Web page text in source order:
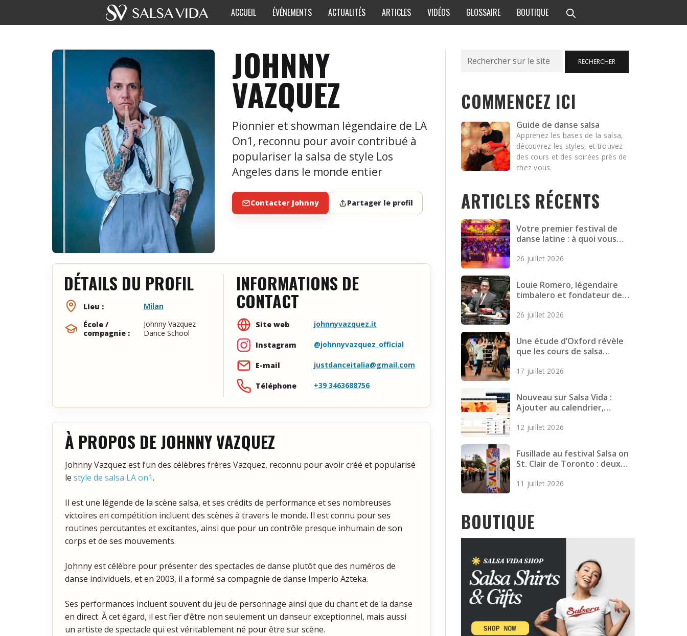
ACCUEIL ÉVÉNEMENTS ACTUALITÉS ARTICLES VIDÉOS GLOSSAIRE BOUTIQUE
JOHNNY
VAZQUEZ
Pionnier et showman légendaire de LA
On1, reconnu pour avoir contribué à
populariser la salsa de style Los
Angeles dans le monde entier
Contacter Johnny Partager le profil
DÉTAILS DU PROFIL
Lieu :
Milan
École /
compagnie :
Johnny Vazquez
Dance School
INFORMATIONS DE
CONTACT
Site web johnnyvazquez.it
Instagram @johnnyvazquez_official
E-mail justdanceitalia@gmail.com
Téléphone +39 3463688756
À PROPOS DE JOHNNY VAZQUEZ
Johnny Vazquez est l’un des célèbres frères Vazquez, reconnu pour avoir créé et popularisé
le style de salsa LA on1.
Il est une légende de la scène salsa, et ses crédits de performance et ses nombreuses
victoires en compétition incluent des scènes à travers le monde. Il est connu pour ses
routines percutantes et excitantes, ainsi que pour un contrôle presque inhumain de son
corps et de ses mouvements.
Johnny est célèbre pour présenter des spectacles de danse plutôt que des numéros de
danse individuels, et en 2003, il a formé sa compagnie de danse Imperio Azteka.
Ses performances incluent souvent du jeu de personnage ainsi que du chant et de la danse
en direct. À cet égard, il est fier d’être non seulement un danseur exceptionnel, mais aussi
un artiste de spectacle qui est véritablement né pour être sur scène.
Rechercher
RECHERCHER
COMMENCEZ ICI
Guide de danse salsa
Apprenez les bases de la salsa,
découvrez les styles, et trouvez
des cours et des soirées près de
chez vous.
ARTICLES RÉCENTS
Votre premier festival de
danse latine : à quoi vous
préparer et quoi emporter
26 juillet 2026
Louie Romero, légendaire
timbalero et fondateur de
26 juillet 2026
Une étude d’Oxford révèle
que les cours de salsa
dépressifs chez les jeunes
17 juillet 2026
Nouveau sur Salsa Vida :
Ajouter au calendrier,
rapides et plus encore
12 juillet 2026
Fusillade au festival Salsa on
St. Clair de Toronto : deux
11 juillet 2026
BOUTIQUE